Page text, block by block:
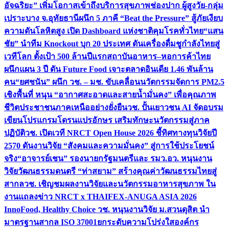
อัจฉริยะ” เพิ่มโอกาสเข้าถึงบริการสุขภาพช่องปาก ผู้สูงวัย-กลุ่ม
เปราะบาง จ.อุทัยธานีผนึก 5 ภาคี “Beat the Pressure” สู้ภัยเงียบ
ความดันโลหิตสูง เปิด Dashboard แห่งชาติคุมโรคทั่วไทย“แสน
ชัย” นำทีม Knockout บุก 20 ประเทศ ดันเครื่องดื่มชูกำลังไทยสู่
เวทีโลก ตั้งเป้า 500 ล้านปีแรกสถาบันอาหาร–หอการค้าไทย
ผนึกแผน 3 ปี ดัน Future Food เจาะตลาดอินเดีย 1.46 พันล้าน
คน“ยศชนัน” ผนึก วช. – มช. ขับเคลื่อนนวัตกรรมจัดการ PM2.5
เชิงพื้นที่ หนุน “อากาศสะอาดและสายน้ำมั่นคง” เพื่อคุณภาพ
ชีวิตประชาชนภาคเหนืออย่างยั่งยืนวช. ปั้นเยาวชน AI จัดอบรม
เขียนโปรแกรมโดรนแปรอักษร เสริมทักษะนวัตกรรมสู่ภาค
ปฏิบัติวช. เปิดเวที NRCT Open House 2026 ชี้ทิศทางทุนวิจัยปี
2570 ดันงานวิจัย “สังคมและความมั่นคง” สู่การใช้ประโยชน์
จริง“อาจารย์เชน” รองนายกรัฐมนตรีและ รมว.อว. หนุนงาน
วิจัยวัฒนธรรมดนตรี “ท่าสยาม” สร้างคุณค่าวัฒนธรรมไทยสู่
สากลวช. เชิญชมผลงานวิจัยและนวัตกรรมอาหารสุขภาพ ใน
งานแถลงข่าว NRCT x THAIFEX-ANUGA ASIA 2026
InnoFood, Healthy Choice วช. หนุนงานวิจัย ม.สวนดุสิต นำ
มาตรฐานสากล ISO 37001ยกระดับความโปร่งใสองค์กร